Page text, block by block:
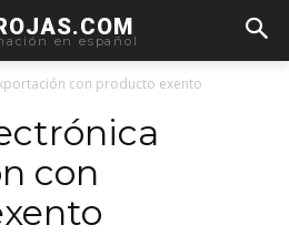
en español
con producto exento
con